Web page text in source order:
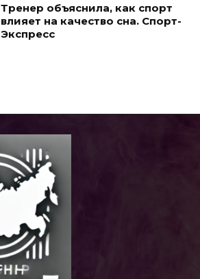
Тренер объяснила, как спорт
влияет на качество сна. Спорт-
Экспресс